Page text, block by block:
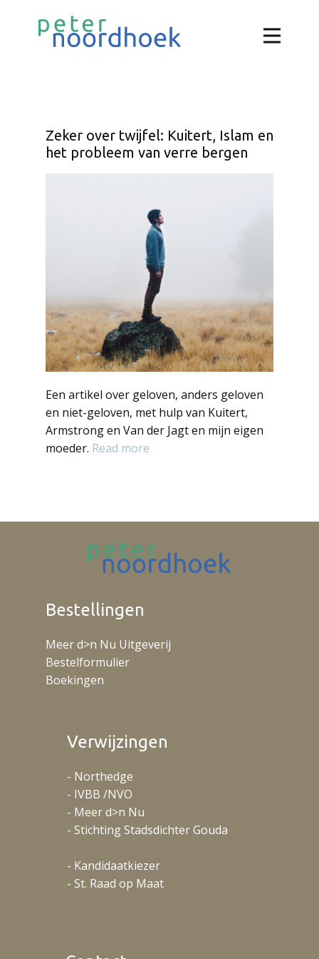
Zeker over twijfel: Kuitert, Islam en
het probleem van verre bergen
Een artikel over geloven, anders geloven
en niet-geloven, met hulp van Kuitert,
Armstrong en Van der Jagt en mijn eigen
moeder. Read more
Bestellingen
Meer d>n Nu Uitgeverij
Bestelformulier
Boekingen
Verwijzingen
- Northedge
- IVBB /NVO
- Meer d>n Nu
- Stichting Stadsdichter Gouda
- Kandidaatkiezer
- St. Raad op Maat